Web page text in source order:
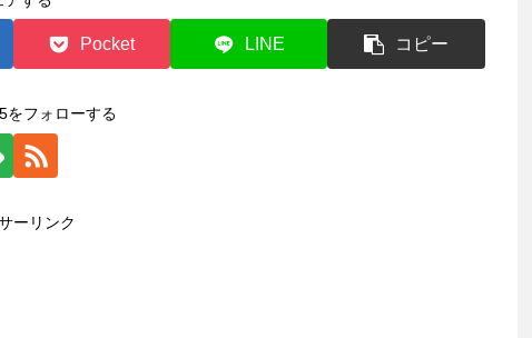
Pocket LINE コピー
をフォローする
ーリンク